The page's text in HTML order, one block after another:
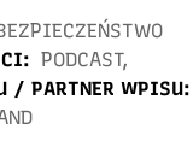
PODCAST,
/ PARTNER WPISU: